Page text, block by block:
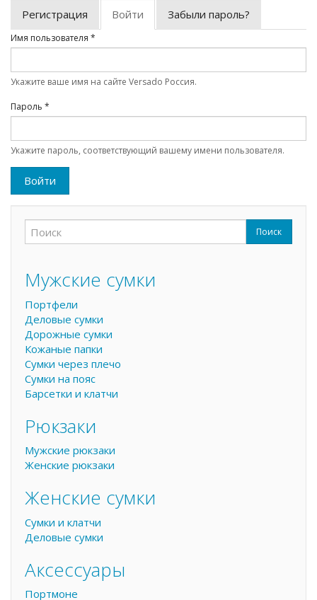
Главные вкладки
Регистрация Войти (активная
вкладка)
Забыли пароль?
Имя пользователя *
Укажите ваше имя на сайте Versado Россия.
Пароль *
Укажите пароль, соответствующий вашему имени пользователя.
Войти
Форма поиска Поиск
Мужские сумки
Портфели
Деловые сумки
Дорожные сумки
Кожаные папки
Сумки через плечо
Сумки на пояс
Барсетки и клатчи
Рюкзаки
Мужские рюкзаки
Женские рюкзаки
Женские сумки
Сумки и клатчи
Деловые сумки
Аксессуары
Портмоне